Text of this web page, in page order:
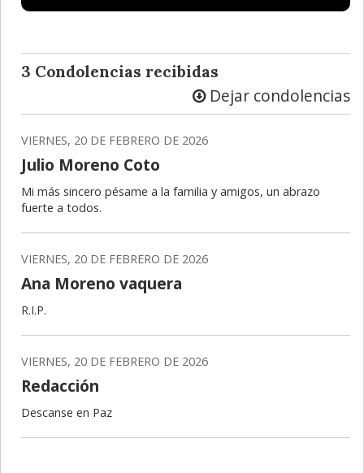
3 Condolencias recibidas
Dejar condolencias
VIERNES, 20 DE FEBRERO DE 2026
Julio Moreno Coto
Mi más sincero pésame a la familia y amigos, un abrazo
fuerte a todos.
VIERNES, 20 DE FEBRERO DE 2026
Ana Moreno vaquera
R.I.P.
VIERNES, 20 DE FEBRERO DE 2026
Redacción
Descanse en Paz